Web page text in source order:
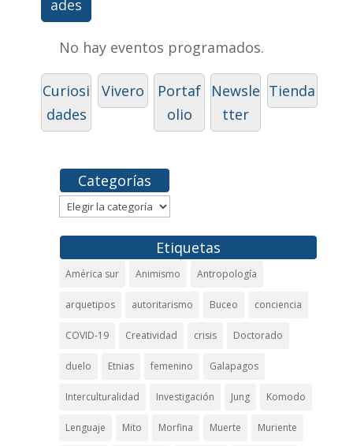
ades
No hay eventos programados.
Curiosi
dades
Vivero
Portaf
olio
Newsle
tter
Tienda
Categorías
Categorías
Etiquetas
América sur Animismo Antropología
arquetipos autoritarismo Buceo conciencia
COVID-19 Creatividad crisis Doctorado
duelo Etnias femenino Galapagos
Interculturalidad Investigación Jung Komodo
Lenguaje Mito Morfina Muerte Muriente